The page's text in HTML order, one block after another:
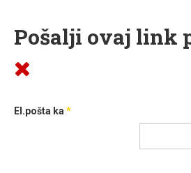
Pošalji ovaj link
El.pošta ka *